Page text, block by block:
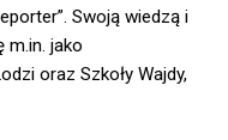
Swoją wiedzą i
m.in. jako
oraz Szkoły Wajdy,